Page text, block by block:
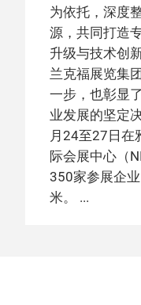
为依托，深度
源，共同打造
升级与技术创
兰克福展览集
一步，也彰显
业发展的坚定
月24至27日在
际会展中心（
350家参展企
米。